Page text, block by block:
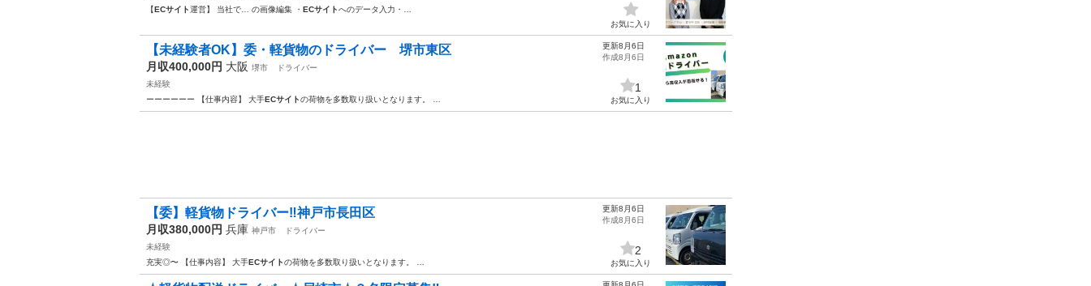
【ECサイト運営】 当社で… の画像編集 ・ ECサイトへのデータ入力・…
お気に入り
【未経験者OK】委・軽貨物のドライバー 堺市東区
月収400,000円 大阪 堺市
ドライバー
未経験
ーーーーーー 【仕事内容】 大手ECサイトの荷物を多数取り扱いとなります。 …
更新8月6日
作成8月6日
1
お気に入り
【委】軽貨物ドライバー‼️神戸市長田区
月収380,000円 兵庫 神戸市
ドライバー
未経験
充実◎〜 【仕事内容】 大手ECサイトの荷物を多数取り扱いとなります。 …
更新8月6日
作成8月6日
2
お気に入り